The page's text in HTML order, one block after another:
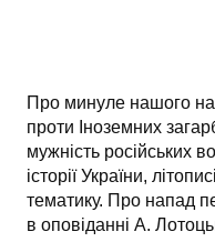
Про минуле нашого
проти Іноземних
мужність російських
історії України,
тематику. Про напад
в оповіданні А.